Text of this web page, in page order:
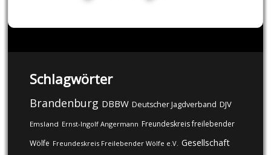
Schlagwörter
Brandenburg DBBW Deutscher Jagdverband DJV
Emsland Ernst-Ingolf Angermann Freundeskreis freilebender
Wölfe Freundeskreis Freilebender Wölfe e.V. Gesellschaft